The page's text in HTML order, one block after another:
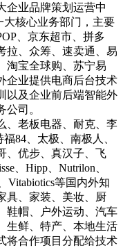
企业品牌策划运营中
大核心业务部门，主要
、京东超市、拼多
拉、众筹、速卖通、易
淘宝全球购、苏宁易
企业提供电商后台技术
以及企业前后端智能外
司。
、老板电器、耐克、李
84、太极、南极人、
、优步、真汉子、飞
、Hipp、Nutrilon、
Vitabiotics等国内外知
具、家装、美妆、厨
鞋帽、户外运动、汽车
生鲜、特产、本地生活
将合作项目分配给技术